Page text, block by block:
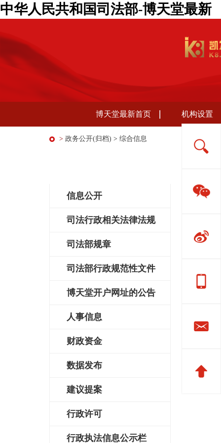
中华人民共和国司法部-博天堂最新
博天堂最新首页 机构设置
> 政务公开(归档) > 综合信息
信息公开
司法行政相关法律法规
司法部规章
司法部行政规范性文件
博天堂开户网址的公告
人事信息
财政资金
数据发布
建议提案
行政许可
行政执法信息公示栏